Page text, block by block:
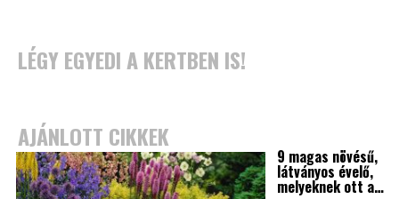
LÉGY EGYEDI A KERTBEN IS!
AJÁNLOTT CIKKEK
9 magas növésű,
látványos évelő,
melyeknek ott a…